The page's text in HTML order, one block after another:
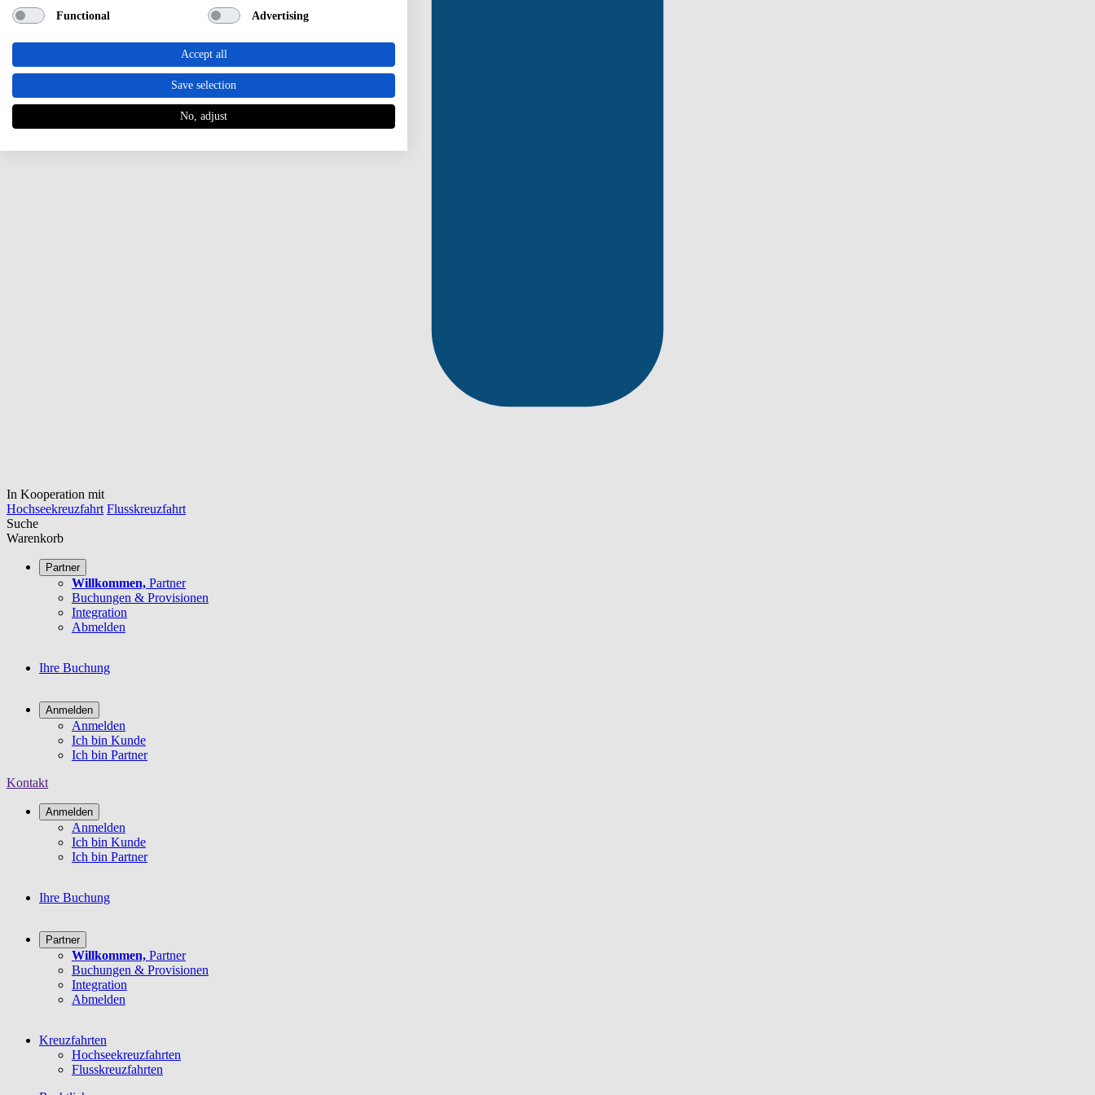
In Kooperation mit
Hochseekreuzfahrt Flusskreuzfahrt
Suche
Warenkorb
Partner
Willkommen, Partner
Buchungen & Provisionen
Integration
Abmelden
Ihre Buchung
Anmelden
Anmelden
Ich bin Kunde
Ich bin Partner
Kontakt
Anmelden
Anmelden
Ich bin Kunde
Ich bin Partner
Ihre Buchung
Partner
Willkommen, Partner
Buchungen & Provisionen
Integration
Abmelden
Kreuzfahrten
Hochseekreuzfahrten
Flusskreuzfahrten
Functional Advertising
Accept all
Save selection
No, adjust